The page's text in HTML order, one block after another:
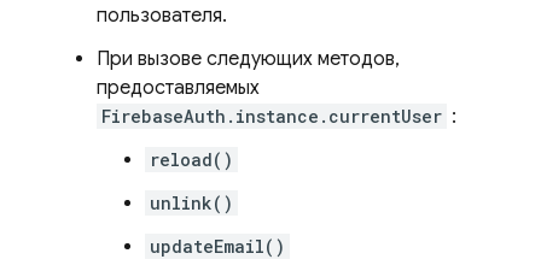
пользователя.
При вызове следующих методов,
предоставляемых
FirebaseAuth.instance.currentUser :
reload()
unlink()
updateEmail()